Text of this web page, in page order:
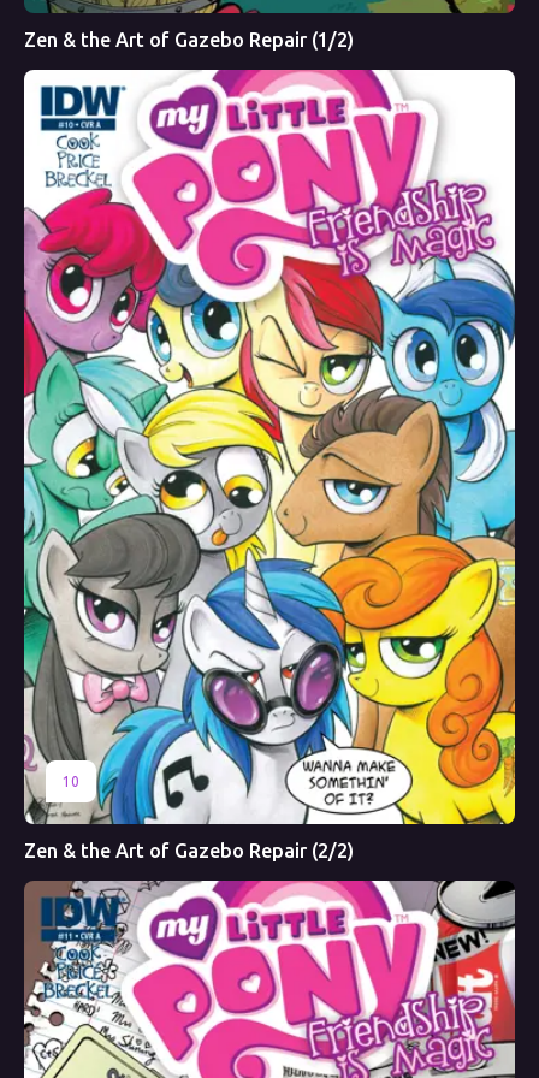
Zen & the Art of Gazebo Repair (1/2)
10
Zen & the Art of Gazebo Repair (2/2)